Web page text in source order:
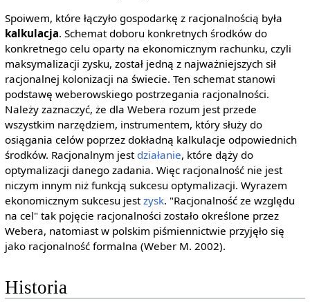
Spoiwem, które łączyło gospodarkę z racjonalnością była
kalkulacja. Schemat doboru konkretnych środków do
konkretnego celu oparty na ekonomicznym rachunku, czyli
maksymalizacji zysku, został jedną z najważniejszych sił
racjonalnej kolonizacji na świecie. Ten schemat stanowi
podstawę weberowskiego postrzegania racjonalności.
Należy zaznaczyć, że dla Webera rozum jest przede
wszystkim narzędziem, instrumentem, który służy do
osiągania celów poprzez dokładną kalkulacje odpowiednich
środków. Racjonalnym jest działanie, które dąży do
optymalizacji danego zadania. Więc racjonalność nie jest
niczym innym niż funkcją sukcesu optymalizacji. Wyrazem
ekonomicznym sukcesu jestzysk. "Racjonalność ze względu
na cel" tak pojęcie racjonalności zostało określone przez
Webera, natomiast w polskim piśmiennictwie przyjęło się
jako racjonalność formalna (Weber M. 2002).
Historia